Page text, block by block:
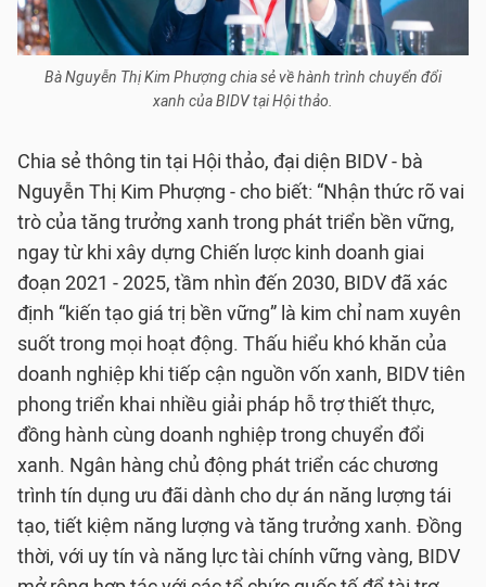
Bà Nguyễn Thị Kim Phượng chia sẻ về hành trình chuyển đổi
xanh của BIDV tại Hội thảo.
Chia sẻ thông tin tại Hội thảo, đại diện BIDV - bà
Nguyễn Thị Kim Phượng - cho biết: “Nhận thức rõ vai
trò của tăng trưởng xanh trong phát triển bền vững,
ngay từ khi xây dựng Chiến lược kinh doanh giai
đoạn 2021 - 2025, tầm nhìn đến 2030, BIDV đã xác
định “kiến tạo giá trị bền vững” là kim chỉ nam xuyên
suốt trong mọi hoạt động. Thấu hiểu khó khăn của
doanh nghiệp khi tiếp cận nguồn vốn xanh, BIDV tiên
phong triển khai nhiều giải pháp hỗ trợ thiết thực,
đồng hành cùng doanh nghiệp trong chuyển đổi
xanh. Ngân hàng chủ động phát triển các chương
trình tín dụng ưu đãi dành cho dự án năng lượng tái
tạo, tiết kiệm năng lượng và tăng trưởng xanh. Đồng
thời, với uy tín và năng lực tài chính vững vàng, BIDV